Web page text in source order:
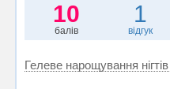
10
балів
1
відгук
Гелеве нарощування нігтів